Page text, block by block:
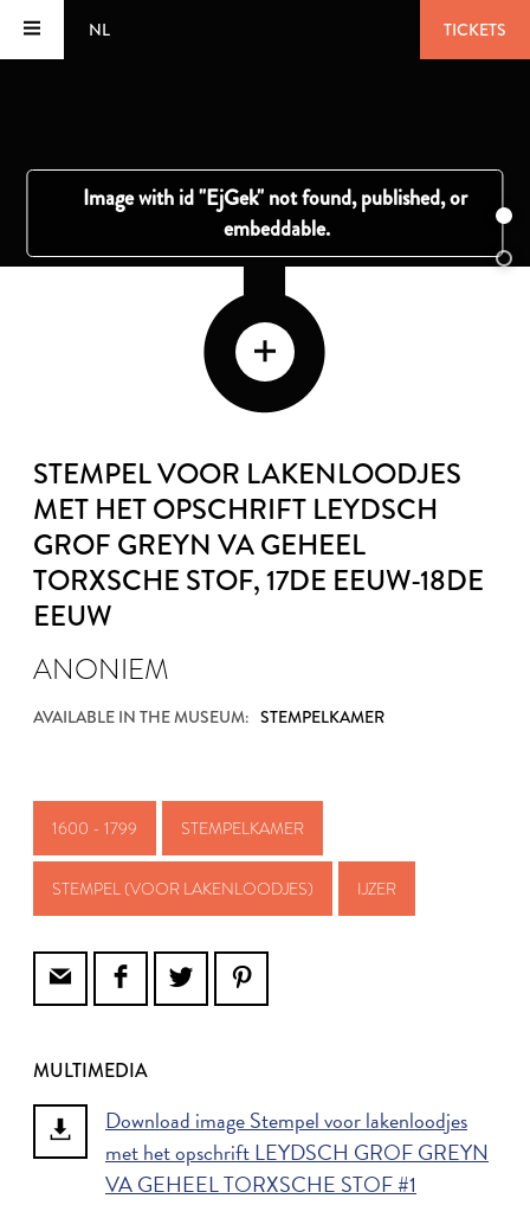
NL TICKETS
STEMPEL VOOR LAKENLOODJES
MET HET OPSCHRIFT LEYDSCH
GROF GREYN VA GEHEEL
TORXSCHE STOF, 17DE EEUW-18DE
EEUW
ANONIEM
AVAILABLE IN THE MUSEUM: STEMPELKAMER
1600 - 1799 STEMPELKAMER
STEMPEL (VOOR LAKENLOODJES) IJZER
MULTIMEDIA
Download image Stempel voor lakenloodjes
met het opschrift LEYDSCH GROF GREYN
VA GEHEEL TORXSCHE STOF #1